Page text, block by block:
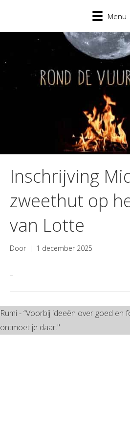
Menu
Inschrijving
zweethut op
van Lotte
Door | 1 december 2025
–
Rumi - “Voorbij ideeën over goed en
ontmoet je daar."